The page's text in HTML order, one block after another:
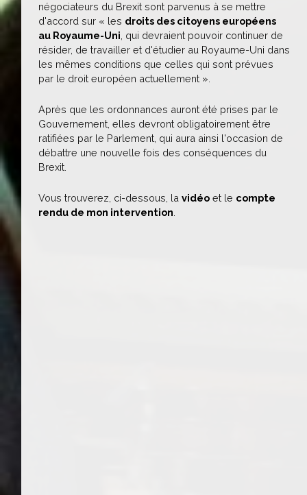
négociateurs du Brexit sont parvenus à se mettre
d'accord sur « les droits des citoyens européens
au Royaume-Uni , qui devraient pouvoir continuer de
résider, de travailler et d'étudier au Royaume-Uni dans
les mêmes conditions que celles qui sont prévues
par le droit européen actuellement ».
Après que les ordonnances auront été prises par le
Gouvernement, elles devront obligatoirement être
ratifiées par le Parlement, qui aura ainsi l'occasion de
débattre une nouvelle fois des conséquences du
Brexit.
Vous trouverez, ci-dessous, la vidéo et le compte
rendu de mon intervention